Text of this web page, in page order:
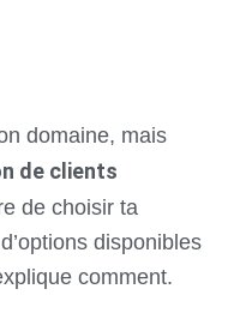
domaine, mais
de clients
de choisir ta
disponibles
comment.